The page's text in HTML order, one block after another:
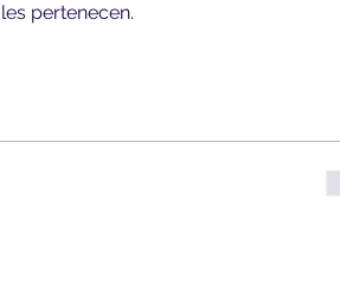
pertenecen.